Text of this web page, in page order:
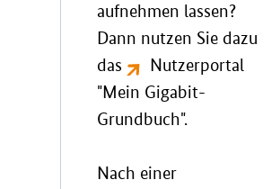
aufnehmen lassen?
Dann nutzen Sie dazu
das
Nutzerportal
"Mein Gigabit-
Grundbuch".
Nach einer